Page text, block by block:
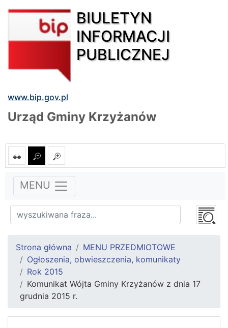
BIULETYN
INFORMACJI
PUBLICZNEJ
www.bip.gov.pl
Urząd Gminy Krzyżanów
MENU
Strona główna
MENU PRZEDMIOTOWE
Ogłoszenia, obwieszczenia, komunikaty
Rok 2015
Komunikat Wójta Gminy Krzyżanów z dnia 17
grudnia 2015 r.